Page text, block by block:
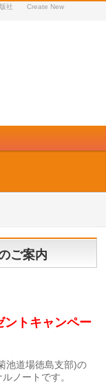
版社 Create New
ご案内
ントキャンペー
池道場徳島支部)の
ノートです。